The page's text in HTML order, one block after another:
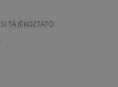
TÁJÉKOZTATÓ